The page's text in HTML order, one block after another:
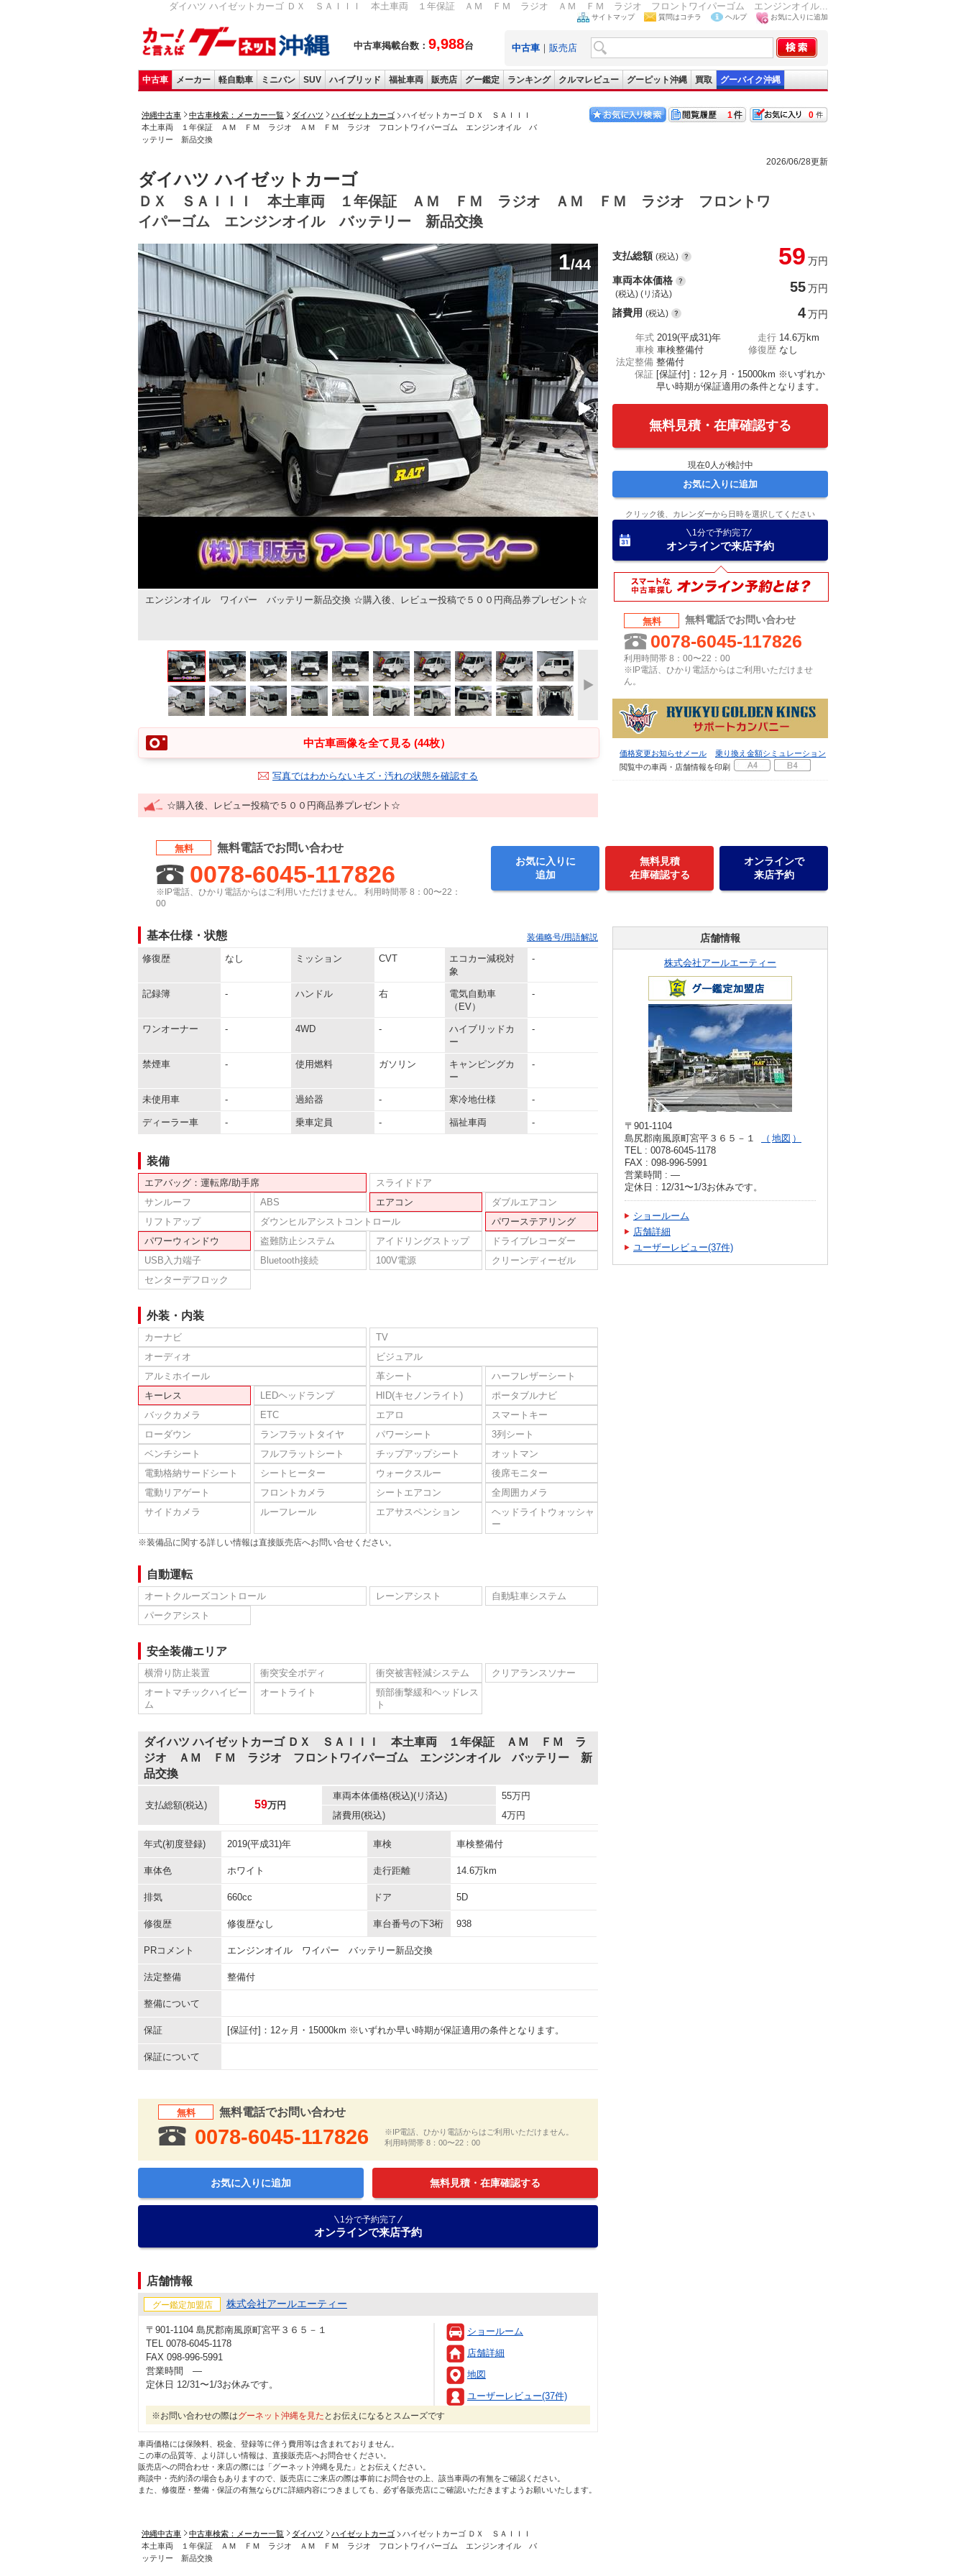
ダイハツ ハイゼットカーゴ ＤＸ ＳＡＩＩＩ 本土車両 １年保証 ＡＭ ＦＭ ラジオ ＡＭ ＦＭ ラジオ フロントワイパーゴム エンジンオイル...
中古車掲載台数： 9,988台
サイトマップ 質問はコチラ ヘルプ お気に入りに追加
中古車 ｜ 販売店
中古車 メーカー 軽自動車 ミニバン SUV ハイブリッド 福祉車両 販売店 グー鑑定 ランキング クルマレビュー グーピット沖縄 買取 グーバイク沖縄
沖縄中古車 中古車検索：メーカー一覧 ダイハツ ハイゼットカーゴ
ハイゼットカーゴ ＤＸ ＳＡＩＩＩ
本土車両 １年保証 ＡＭ ＦＭ ラジオ ＡＭ ＦＭ ラジオ フロントワイパーゴム エンジンオイル バ
ッテリー 新品交換
0
1
2026/06/28更新
ダイハツ ハイゼットカーゴ
ＤＸ ＳＡＩＩＩ 本土車両 １年保証 ＡＭ ＦＭ ラジオ ＡＭ ＦＭ ラジオ フロントワ
イパーゴム エンジンオイル バッテリー 新品交換
エンジンオイル ワイパー バッテリー新品交換 ☆購入後、レビュー投稿で５００円商品券プレゼント☆
1/44
中古車画像を全て見る (44枚）
写真ではわからないキズ・汚れの状態を確認する
☆購入後、レビュー投稿で５００円商品券プレゼント☆
支払総額 (税込) 59 万円
車両本体価格
(税込) (リ済込) 55万円
諸費用 (税込) 4万円
年式 2019(平成31)年 走行 14.6万km
車検 車検整備付 修復歴 なし
法定整備 整備付
保証 [保証付]：12ヶ月・15000km ※いずれか
早い時期が保証適用の条件となります。
無料見積・在庫確認する
現在0人が検討中
お気に入りに追加
クリック後、カレンダーから日時を選択してください
1分で予約完了
オンラインで来店予約
無料 無料電話でお問い合わせ
0078-6045-117826
利用時間帯 8：00〜22：00
※IP電話、ひかり電話からはご利用いただけませ
ん。
価格変更お知らせメール
乗り換え金額シミュレーション
閲覧中の車両・店舗情報を印刷
無料 無料電話でお問い合わせ
0078-6045-117826
※IP電話、ひかり電話からはご利用いただけません。 利用時間帯 8：00〜22：
00
お気に入りに
追加
無料見積
在庫確認する
オンラインで
来店予約
基本仕様・状態 装備略号/用語解説
修復歴 なし ミッション CVT
エコカー減税対
象
-
記録簿 - ハンドル 右
電気自動車
（EV）
-
ワンオーナー - 4WD -
ハイブリッドカ
ー
-
禁煙車 - 使用燃料 ガソリン
キャンピングカ
ー
-
未使用車 - 過給器 - 寒冷地仕様 -
ディーラー車 - 乗車定員 - 福祉車両 -
装備
エアバッグ：運転席/助手席
スライドドア
サンルーフ
ABS エアコン
ダブルエアコン
リフトアップ
ダウンヒルアシストコントロール
パワーステアリング
パワーウィンドウ
盗難防止システム アイドリングストップ
ドライブレコーダー
USB入力端子
Bluetooth接続 100V電源
クリーンディーゼル
センターデフロック
外装・内装
カーナビ
TV
オーディオ
ビジュアル
アルミホイール
革シート
ハーフレザーシート
キーレス
LEDヘッドランプ HID(キセノンライト)
ポータブルナビ
バックカメラ
ETC エアロ
スマートキー
ローダウン
ランフラットタイヤ パワーシート
3列シート
ベンチシート
フルフラットシート チップアップシート
オットマン
電動格納サードシート
シートヒーター ウォークスルー
後席モニター
電動リアゲート
フロントカメラ シートエアコン
全周囲カメラ
サイドカメラ
ルーフレール エアサスペンション
ヘッドライトウォッシャ
ー
※装備品に関する詳しい情報は直接販売店へお問い合せください。
自動運転
オートクルーズコントロール レーンアシスト
自動駐車システム
パークアシスト
安全装備エリア
横滑り防止装置 衝突安全ボディ 衝突被害軽減システム
クリアランスソナー
オートマチックハイビー
ム
オートライト
頸部衝撃緩和ヘッドレス
ト
ダイハツ ハイゼットカーゴ ＤＸ ＳＡＩＩＩ 本土車両 １年保証 ＡＭ ＦＭ ラ
ジオ ＡＭ ＦＭ ラジオ フロントワイパーゴム エンジンオイル バッテリー 新
品交換
支払総額(税込) 59万円
車両本体価格(税込)(リ済込) 55万円
諸費用(税込) 4万円
年式(初度登録) 2019(平成31)年 車検 車検整備付
車体色 ホワイト 走行距離 14.6万km
排気 660cc ドア 5D
修復歴 修復歴なし 車台番号の下3桁 938
PRコメント エンジンオイル ワイパー バッテリー新品交換
法定整備 整備付
整備について
保証 [保証付]：12ヶ月・15000km ※いずれか早い時期が保証適用の条件となります。
保証について
無料 無料電話でお問い合わせ
0078-6045-117826
※IP電話、ひかり電話からはご利用いただけません。
利用時間帯 8：00〜22：00
お気に入りに追加 無料見積・在庫確認する
1分で予約完了
オンラインで来店予約
店舗情報
グー鑑定加盟店 株式会社アールエーティー
〒901-1104 島尻郡南風原町宮平３６５－１
TEL 0078-6045-1178
FAX 098-996-5991
営業時間 ―
定休日 12/31〜1/3お休みです。
ショールーム
店舗詳細
地図
ユーザーレビュー(37件)
※お問い合わせの際はグーネット沖縄を見た とお伝えになるとスムーズです
車両価格には保険料、税金、登録等に伴う費用等は含まれておりません。
この車の品質等、より詳しい情報は、直接販売店へお問合せください。
販売店への問合わせ・来店の際には「グーネット沖縄を見た」とお伝えください。
商談中・売約済の場合もありますので、販売店にご来店の際は事前にお問合せの上、該当車両の有無をご確認ください。
また、修復歴・整備・保証の有無ならびに詳細内容につきましても、必ず各販売店にご確認いただきますようお願いいたします。
店舗情報
株式会社アールエーティー
〒901-1104
島尻郡南風原町宮平３６５－１
地図
TEL : 0078-6045-1178
FAX : 098-996-5991
営業時間 : ―
定休日 : 12/31〜1/3お休みです。
ショールーム
店舗詳細
ユーザーレビュー(37件)
沖縄中古車 中古車検索：メーカー一覧 ダイハツ ハイゼットカーゴ
ハイゼットカーゴ ＤＸ ＳＡＩＩＩ
本土車両 １年保証 ＡＭ ＦＭ ラジオ ＡＭ ＦＭ ラジオ フロントワイパーゴム エンジンオイル バ
ッテリー 新品交換